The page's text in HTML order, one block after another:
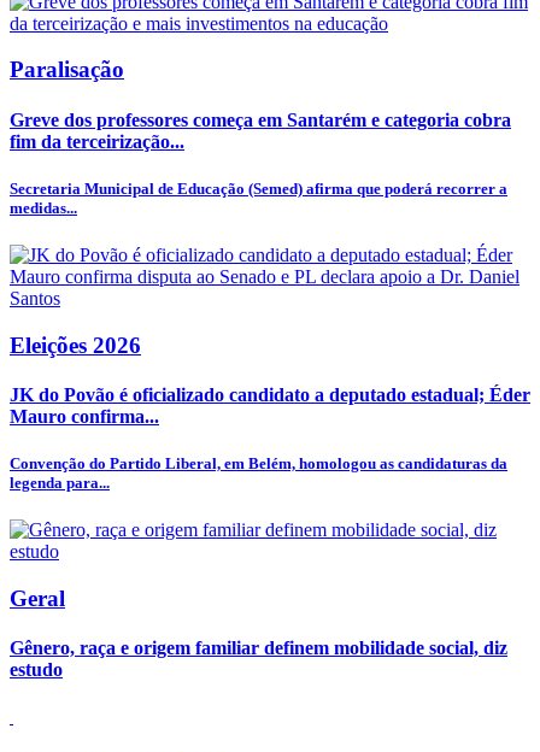
Paralisação
Greve dos professores começa em Santarém e categoria cobra
fim da terceirização...
Secretaria Municipal de Educação (Semed) afirma que poderá recorrer a
medidas...
Eleições 2026
JK do Povão é oficializado candidato a deputado estadual; Éder
Mauro confirma...
Convenção do Partido Liberal, em Belém, homologou as candidaturas da
legenda para...
Geral
Gênero, raça e origem familiar definem mobilidade social, diz
estudo